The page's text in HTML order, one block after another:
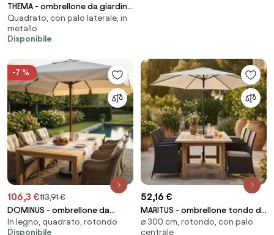
THEMA - ombrellone da giardino
decentrato in alluminio
Quadrato, con palo laterale, in
metallo
Disponibile
-7 %
106,3 €113,91 €
DOMINUS - ombrellone da
giardino palo centrale in legno
In legno, quadrato, rotondo
Disponibile
52,16 €
MARITUS - ombrellone tondo da
giardino palo centrale 3 m
⌀ 300 cm, rotondo, con palo
centrale